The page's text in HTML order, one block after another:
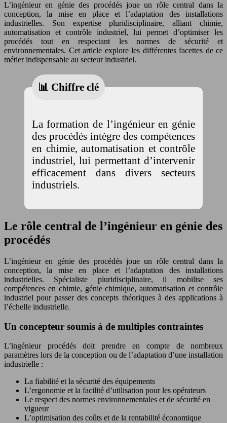
L’ingénieur en génie des procédés joue un rôle central dans la
conception, la mise en place et l’adaptation des installations
industrielles. Son expertise pluridisciplinaire, alliant chimie,
automatisation et contrôle industriel, lui permet d’optimiser les
procédés tout en respectant les normes de sécurité et
environnementales. Cet article explore les différentes facettes de ce
métier indispensable au secteur industriel.
📊 Chiffre clé
La formation de l’ingénieur en génie
des procédés intègre des compétences
en chimie, automatisation et contrôle
industriel, lui permettant d’intervenir
efficacement dans divers secteurs
industriels.
Le rôle central de l’ingénieur en génie des
procédés
L’ingénieur en génie des procédés joue un rôle central dans la
conception, la mise en place et l’adaptation des installations
industrielles. Spécialiste pluridisciplinaire, il mobilise ses
compétences en chimie, génie chimique, automatisation et contrôle
industriel pour passer des concepts théoriques à des applications à
l’échelle industrielle.
Un concepteur soumis à de multiples contraintes
L’ingénieur procédés doit prendre en compte de nombreux
paramètres lors de la conception ou de l’adaptation d’une installation
industrielle :
La fiabilité et la sécurité des équipements
L’ergonomie et la facilité d’utilisation pour les opérateurs
Le respect des normes environnementales et de sécurité en
vigueur
L’optimisation des coûts et de la rentabilité économique